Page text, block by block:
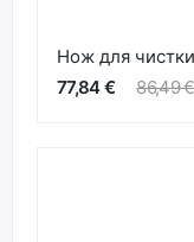
Нож для
77,84 €
86,49 €